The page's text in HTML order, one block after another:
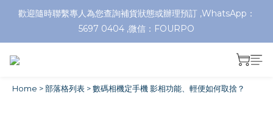
歡迎隨時聯繫專人為您查詢補貨狀態或辦理預訂 ,WhatsApp：
5697 0404 ,微信：FOURPO
Home >部落格列表 >數碼相機定手機 影相功能、輕便如何取捨？